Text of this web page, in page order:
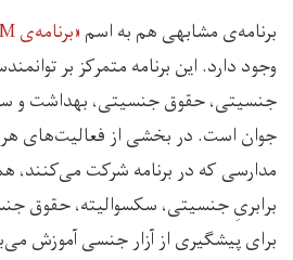
برنامه‌ی مشابهی هم به اسم«برنامه‌ی M»
وجود دارد. این برنامه متمرکز بر
جنسیتی، حقوق جنسیتی، بهداشت و
جوان است. در بخشی از فعالیت‌های هر
مدارسی که در برنامه شرکت می‌کنند،
برابریِ جنسیتی، سکسوالیته، حقوق
برای پیشگیری از آزار جنسی آموزش